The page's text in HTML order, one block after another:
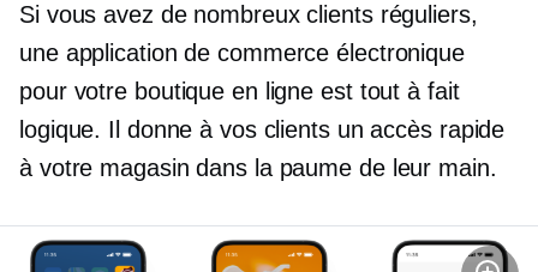
Si vous avez de nombreux clients réguliers,
une application de commerce électronique
pour votre boutique en ligne est tout à fait
logique. Il donne à vos clients un accès rapide
à votre magasin dans la paume de leur main.